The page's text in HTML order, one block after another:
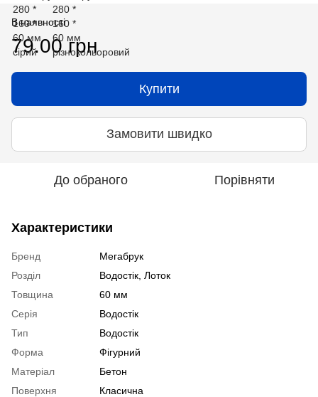
В наявності
79.00 грн
Купити
Замовити швидко
До обраного Порівняти
Характеристики
Бренд
Мегабрук
Розділ
Водостік, Лоток
Товщина
60 мм
Серія
Водостік
Тип
Водостік
Форма
Фігурний
Матеріал
Бетон
Поверхня
Класична